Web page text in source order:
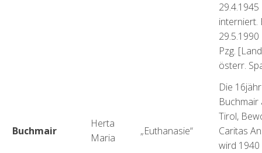
interniert.
Pzg.
österr.
Buchmair
Herta
Maria
„Euthanasie“
Die
Buchmair
Tirol,
Caritas
wird